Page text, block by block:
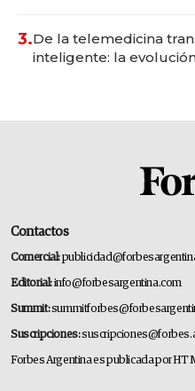
3.De la telemedicina
inteligente: la
Contactos
Comercial:
Editorial:info@forbesargentina.com
Summit:
Suscripciones:
Forbes Argentina es publicada por HT